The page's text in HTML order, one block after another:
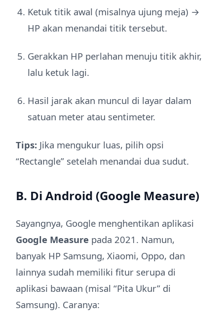
Ketuk titik awal (misalnya ujung meja) →
HP akan menandai titik tersebut.
Gerakkan HP perlahan menuju titik akhir,
lalu ketuk lagi.
Hasil jarak akan muncul di layar dalam
satuan meter atau sentimeter.
Tips: Jika mengukur luas, pilih opsi
“Rectangle” setelah menandai dua sudut.
B. Di Android (Google Measure)
Sayangnya, Google menghentikan aplikasi
Google Measure pada 2021. Namun,
banyak HP Samsung, Xiaomi, Oppo, dan
lainnya sudah memiliki fitur serupa di
aplikasi bawaan (misal “Pita Ukur” di
Samsung). Caranya: